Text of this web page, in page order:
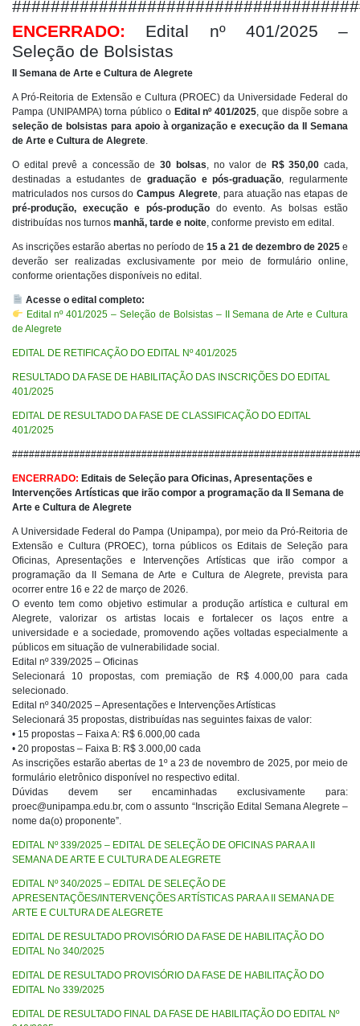
ENCERRADO: Edital nº 401/2025 –
Seleção de Bolsistas
II Semana de Arte e Cultura de Alegrete
A Pró-Reitoria de Extensão e Cultura (PROEC) da Universidade Federal do
Pampa (UNIPAMPA) torna público o Edital nº 401/2025, que dispõe sobre a
seleção de bolsistas para apoio à organização e execução da II Semana
de Arte e Cultura de Alegrete.
O edital prevê a concessão de30 bolsas, no valor de R$ 350,00 cada,
destinadas a estudantes de graduação e pós-graduação, regularmente
matriculados nos cursos doCampus Alegrete, para atuação nas etapas de
pré-produção, execução e pós-produçãodo evento. As bolsas estão
distribuídas nos turnos manhã, tarde e noite, conforme previsto em edital.
As inscrições estarão abertas no período de 15 a 21 de dezembro de 2025 e
deverão ser realizadas exclusivamente por meio de formulário online,
conforme orientações disponíveis no edital.
Acesse o edital completo:
Edital nº 401/2025 – Seleção de Bolsistas – II Semana de Arte e Cultura
de Alegrete
EDITAL DE RETIFICAÇÃO DO EDITAL Nº 401/2025
RESULTADO DA FASE DE HABILITAÇÃO DAS INSCRIÇÕES DO EDITAL
401/2025
EDITAL DE RESULTADO DA FASE DE CLASSIFICAÇÃO DO EDITAL
401/2025
ENCERRADO: Editais de Seleção para Oficinas, Apresentações e
Intervenções Artísticas que irão compor a programação da II Semana de
Arte e Cultura de Alegrete
A Universidade Federal do Pampa (Unipampa), por meio da Pró-Reitoria de
Extensão e Cultura (PROEC), torna públicos os Editais de Seleção para
Oficinas, Apresentações e Intervenções Artísticas que irão compor a
programação da II Semana de Arte e Cultura de Alegrete, prevista para
ocorrer entre 16 e 22 de março de 2026.
O evento tem como objetivo estimular a produção artística e cultural em
Alegrete, valorizar os artistas locais e fortalecer os laços entre a
universidade e a sociedade, promovendo ações voltadas especialmente a
públicos em situação de vulnerabilidade social.
Edital nº 339/2025 – Oficinas
Selecionará 10 propostas, com premiação de R$ 4.000,00 para cada
selecionado.
Edital nº 340/2025 – Apresentações e Intervenções Artísticas
Selecionará 35 propostas, distribuídas nas seguintes faixas de valor:
• 15 propostas – Faixa A: R$ 6.000,00 cada
• 20 propostas – Faixa B: R$ 3.000,00 cada
As inscrições estarão abertas de 1º a 23 de novembro de 2025, por meio de
formulário eletrônico disponível no respectivo edital.
Dúvidas devem ser encaminhadas exclusivamente para:
proec@unipampa.edu.br, com o assunto “Inscrição Edital Semana Alegrete –
nome da(o) proponente”.
EDITAL Nº 339/2025 – EDITAL DE SELEÇÃO DE OFICINAS PARA A II
SEMANA DE ARTE E CULTURA DE ALEGRETE
EDITAL Nº 340/2025 – EDITAL DE SELEÇÃO DE
APRESENTAÇÕES/INTERVENÇÕES ARTÍSTICAS PARA A II SEMANA DE
ARTE E CULTURA DE ALEGRETE
EDITAL DE RESULTADO PROVISÓRIO DA FASE DE HABILITAÇÃO DO
EDITAL No 340/2025
EDITAL DE RESULTADO PROVISÓRIO DA FASE DE HABILITAÇÃO DO
EDITAL No 339/2025
EDITAL DE RESULTADO FINAL DA FASE DE HABILITAÇÃO DO EDITAL Nº